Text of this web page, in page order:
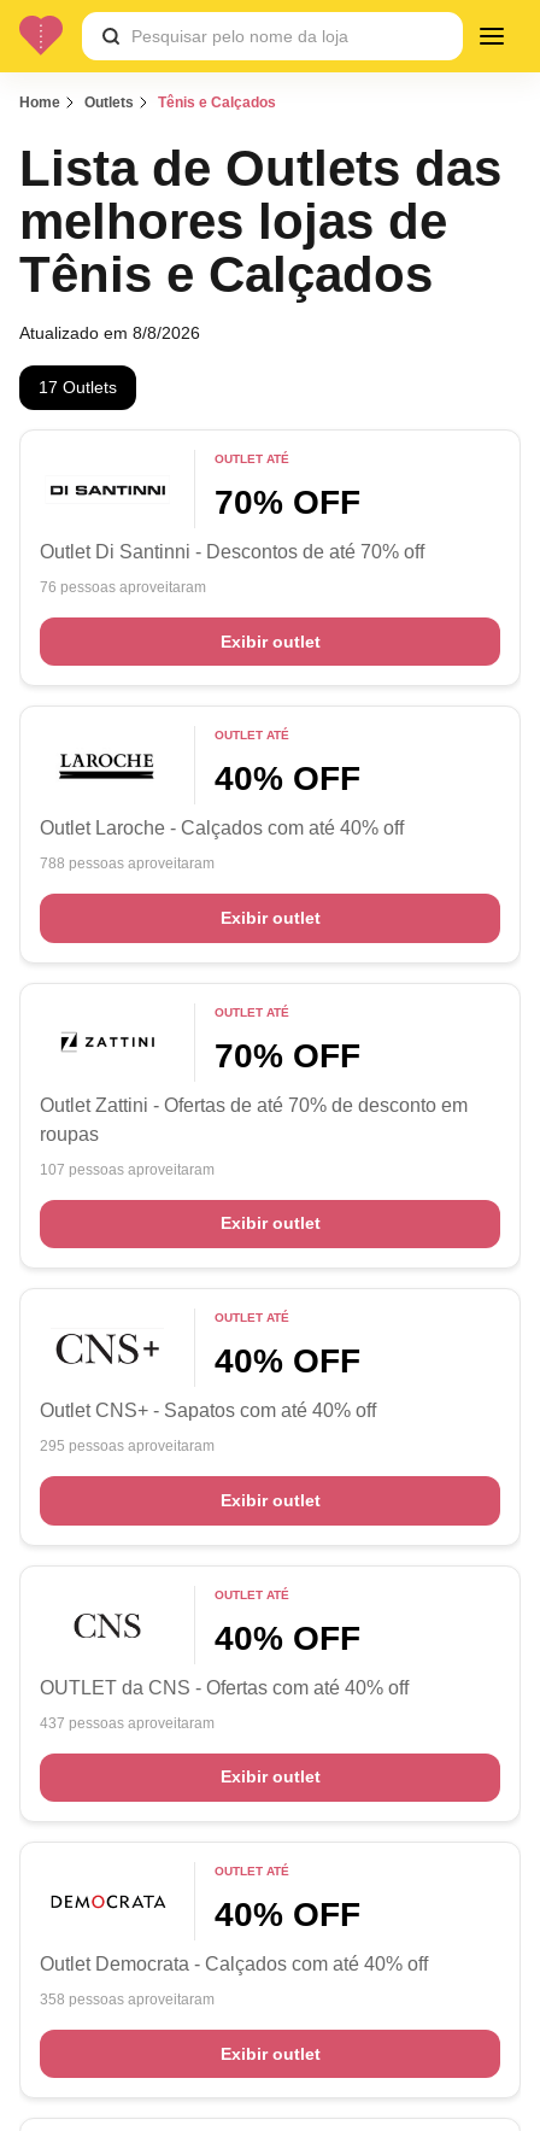
Home Outlets Tênis e Calçados
Lista de Outlets das
melhores lojas de
Tênis e Calçados
Atualizado em 8/8/2026
17 Outlets
OUTLET ATÉ
70% OFF
Outlet Di Santinni - Descontos de até 70% off
76 pessoas aproveitaram
Exibir outlet
OUTLET ATÉ
40% OFF
Outlet Laroche - Calçados com até 40% off
788 pessoas aproveitaram
Exibir outlet
OUTLET ATÉ
70% OFF
Outlet Zattini - Ofertas de até 70% de desconto em
roupas
107 pessoas aproveitaram
Exibir outlet
OUTLET ATÉ
40% OFF
Outlet CNS+ - Sapatos com até 40% off
295 pessoas aproveitaram
Exibir outlet
OUTLET ATÉ
40% OFF
OUTLET da CNS - Ofertas com até 40% off
437 pessoas aproveitaram
Exibir outlet
OUTLET ATÉ
40% OFF
Outlet Democrata - Calçados com até 40% off
358 pessoas aproveitaram
Exibir outlet